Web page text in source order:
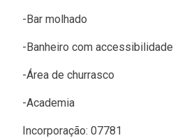
-Bar molhado
-Banheiro com accessibilidade
-Área de churrasco
-Academia
Incorporação: 07781